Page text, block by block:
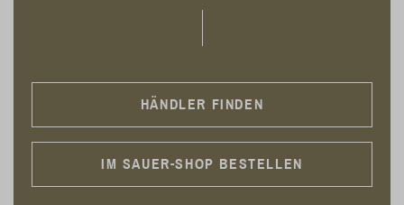
HÄNDLER FINDEN
IM SAUER-SHOP BESTELLEN